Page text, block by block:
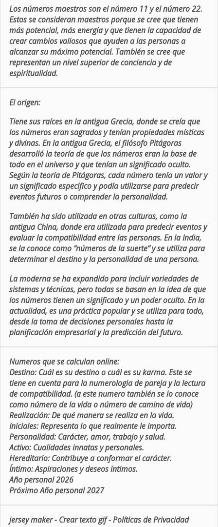
Los números maestros son el número 11 y el número 22.
Estos se consideran maestros porque se cree que tienen
más potencial, más energía y que tienen la capacidad de
crear cambios valiosos que ayuden a las personas a
alcanzar su máximo potencial. También se cree que
representan un nivel superior de conciencia y de
espiritualidad.
El origen:
Tiene sus raíces en la antigua Grecia, donde se creía que
los números eran sagrados y tenían propiedades místicas
y divinas. En la antigua Grecia, el filósofo Pitágoras
desarrolló la teoría de que los números eran la base de
todo en el universo y que tenían un significado oculto.
Según la teoría de Pitágoras, cada número tenía un valor y
un significado específico y podía utilizarse para predecir
eventos futuros o comprender la personalidad.
También ha sido utilizada en otras culturas, como la
antigua China, donde era utilizada para predecir eventos y
evaluar la compatibilidad entre las personas. En la India,
se la conoce como “números de la suerte” y se utiliza para
determinar el destino y la personalidad de una persona.
La moderna se ha expandido para incluir variedades de
sistemas y técnicas, pero todas se basan en la idea de que
los números tienen un significado y un poder oculto. En la
actualidad, es una práctica popular y se utiliza para todo,
desde la toma de decisiones personales hasta la
planificación empresarial y la predicción del futuro.
Numeros que se calculan online:
Destino: Cuál es su destino o cuál es su karma. Este se
tiene en cuenta para la numerologia de pareja y la lectura
de compatibilidad. (a este numero también se lo conoce
como número de la vida o número de camino de vida)
Realización:De qué manera se realiza en la vida.
Iniciales:Representa lo que realmente le importa.
Personalidad:Carácter, amor, trabajo y salud.
Activo:Cualidades innatas y personales.
Hereditario:Contribuye a conformar el carácter.
Íntimo:Aspiraciones y deseos íntimos.
Año personal 2026
Próximo Año personal 2027
jersey maker- Crear texto gif-Políticas de Privacidad